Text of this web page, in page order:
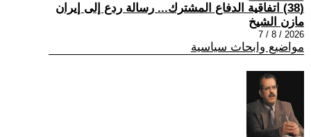
(38) اتفاقية الدفاع المشترك... رسالة ردع إلى إيران
مازن الشيخ
2026 / 8 / 7
مواضيع وابحاث سياسية